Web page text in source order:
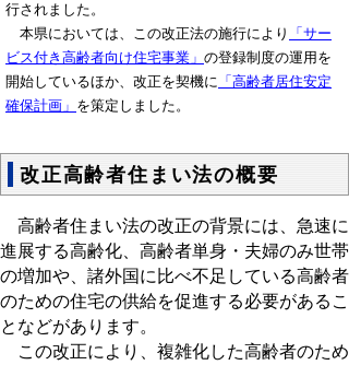
行されました。
本県においては、この改正法の施行により
「サー
ビス付き高齢者向け住宅事業」 の登録制度の運用を
開始しているほか、改正を契機に 「高齢者居住安定
確保計画」 を策定しました。
改正高齢者住まい法の概要
高齢者住まい法の改正の背景には、急速に
進展する高齢化、高齢者単身・夫婦のみ世帯
の増加や、諸外国に比べ不足している高齢者
のための住宅の供給を促進する必要があるこ
となどがあります。
この改正により、複雑化した高齢者のため